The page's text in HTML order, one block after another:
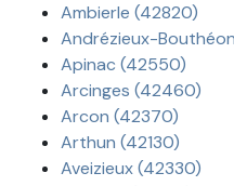
Ambierle (42820)
Andrézieux-
Apinac (42550)
Arcinges (42460)
Arcon (42370)
Arthun (42130)
Aveizieux (42330)